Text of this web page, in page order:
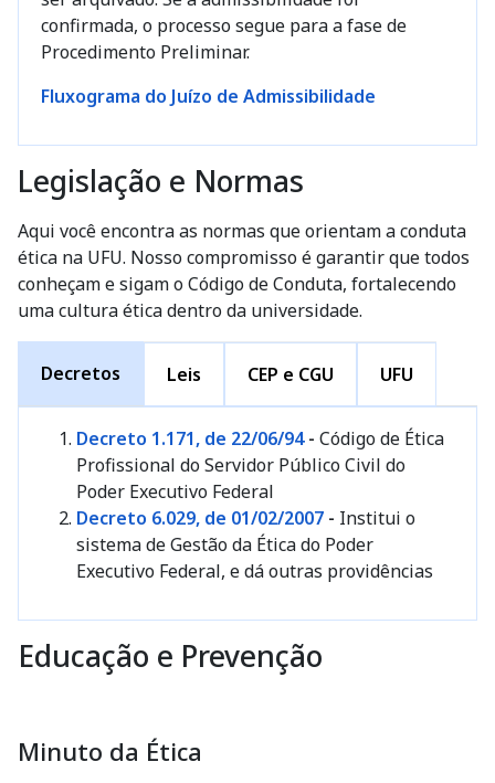
confirmada, o processo segue para a fase de
Procedimento Preliminar.
Fluxograma do Juízo de Admissibilidade
Legislação e Normas
Aqui você encontra as normas que orientam a conduta
ética na UFU. Nosso compromisso é garantir que todos
conheçam e sigam o Código de Conduta, fortalecendo
uma cultura ética dentro da universidade.
Decretos Leis CEP e CGU UFU
Decreto 1.171, de 22/06/94- Código de Ética
Profissional do Servidor Público Civil do
Poder Executivo Federal
Decreto 6.029, de 01/02/2007 - Institui o
sistema de Gestão da Ética do Poder
Executivo Federal, e dá outras providências
Educação e Prevenção
Minuto da Ética